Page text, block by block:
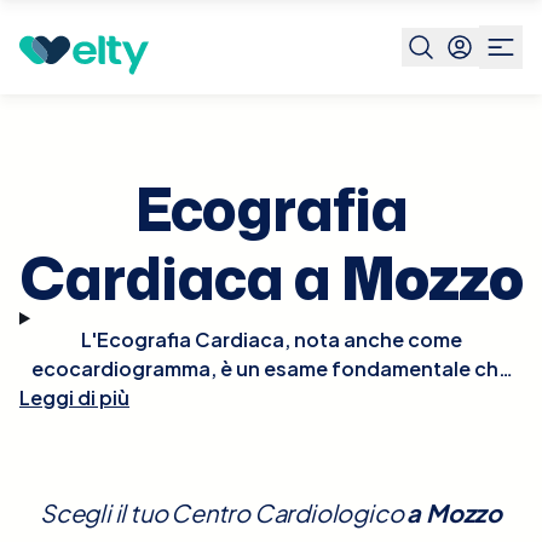
Prenota visita Mozzo
Ecografia
Cardiaca a Mozzo
L'Ecografia Cardiaca, nota anche come
ecocardiogramma, è un esame fondamentale che
utilizza gli ultrasuoni per creare immagini dettagliate
diagnosticare e monitorare malattie cardiache,
Leggi di più
Scegli il tuo Centro Cardiologicoa Mozzo